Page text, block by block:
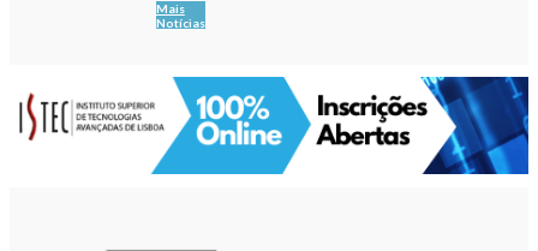
Mais
Notícias